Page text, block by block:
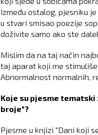
Između ostalog, pjesniku
u stvari smisao poezije
doživite samo ako ste
Mislim da na taj način
taj aparat koji me
Abnormalnost normalnih,
Koje su pjesme
broje"?
Pjesme u knjizi "Dani koji